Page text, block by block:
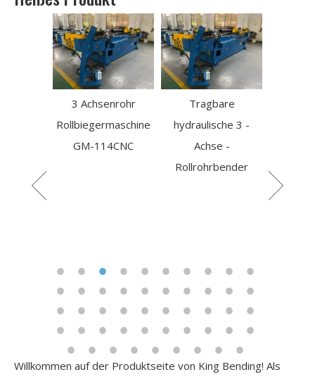
3 Achsenrohr
Rollbiegermaschine
GM-114CNC
Tragbare
hydraulische 3 -
Achse -
Rollrohrbender
Willkommen auf der Produktseite von King Bending! Als